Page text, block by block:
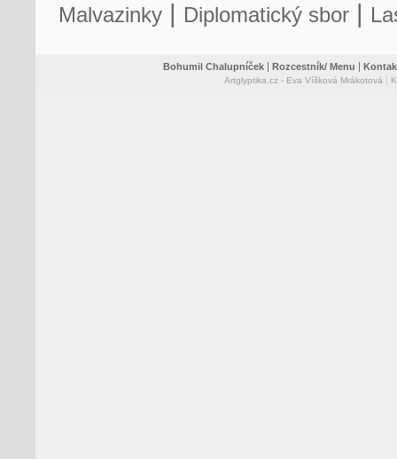
Malvazinky | Diplomatický sbor |
Bohumil Chalupníček Rozcestník/ Menu
Artglyptika.cz - Eva Víšková Mrákotová |